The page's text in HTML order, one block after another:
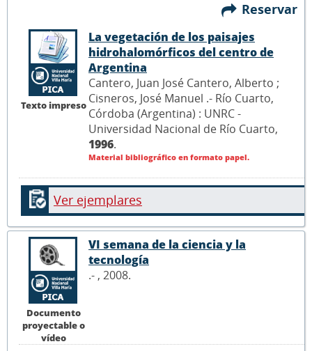
Reservar
Texto impreso
La vegetación de los paisajes
hidrohalomórficos del centro de
Argentina
Cantero, Juan José Cantero, Alberto ;
Cisneros, José Manuel .- Río Cuarto,
Córdoba (Argentina) : UNRC -
Universidad Nacional de Río Cuarto,
1996.
Material bibliográfico en formato papel.
Ver ejemplares
Documento
proyectable o
vídeo
VI semana de la ciencia y la
tecnología
.- , 2008.